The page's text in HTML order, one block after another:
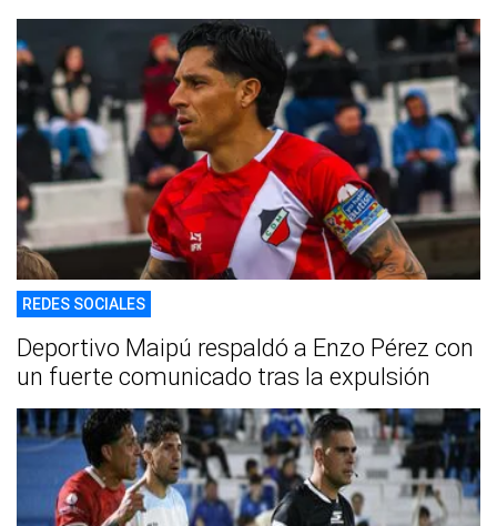
REDES SOCIALES
Deportivo Maipú respaldó a Enzo Pérez con
un fuerte comunicado tras la expulsión